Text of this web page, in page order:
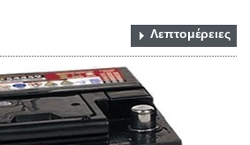
Λεπτομέρειες